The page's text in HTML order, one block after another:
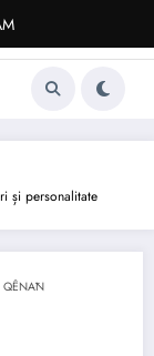
și personalitate
QÊNĀN